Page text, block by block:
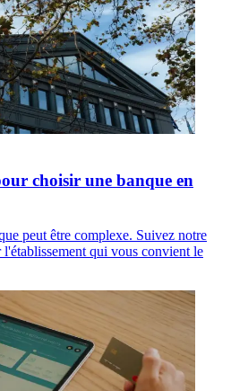
choisir une banque en
peut être complexe. Suivez notre
qui vous convient le